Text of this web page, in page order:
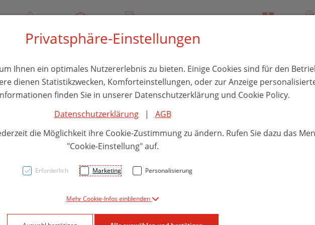
Über uns Rezept-Anfrage Service
Nasal Strips
Privatsphäre-Einstellungen
Ihnen ein optimales Nutzererlebnis zu bieten. Einige Cookies sind für den
dienen Statistikzwecken, Komforteinstellungen, oder zur Anzeige
finden Sie in unserer Datenschutzerklärung und Cookie Policy.
Datenschutzerklärung| AGB
die Möglichkeit ihre Cookie-Zustimmung zu ändern. Rufen Sie dazu das
"Cookie-Einstellung" auf.
Erforderlich Marketing Personalisierung
Mehr Cookie-Infos einblenden